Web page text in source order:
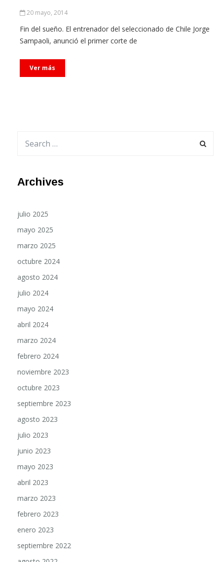
Fin del sueño. El entrenador del seleccionado de Chile Jorge
Sampaoli, anunció el primer corte de
mayo 2025
marzo 2025
octubre 2024
agosto 2024
julio 2024
mayo 2024
abril 2024
marzo 2024
febrero 2024
noviembre 2023
octubre 2023
septiembre 2023
agosto 2023
julio 2023
junio 2023
mayo 2023
abril 2023
marzo 2023
febrero 2023
enero 2023
septiembre 2022
agosto 2022